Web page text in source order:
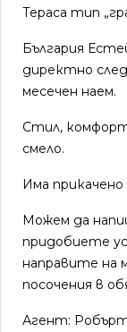
Тераса тип
България
директно
месечен наем.
Стил,
смело.
Има
Можем да
придобиете
направите на
посочения в
Агент: